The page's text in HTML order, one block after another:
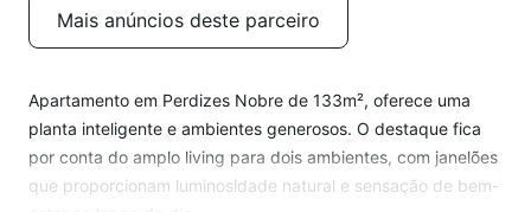
Mais anúncios deste parceiro
Apartamento em Perdizes Nobre de 133m², oferece uma
planta inteligente e ambientes generosos. O destaque fica
por conta do amplo living para dois ambientes, com janelões
que proporcionam luminosidade natural e sensação de bem-